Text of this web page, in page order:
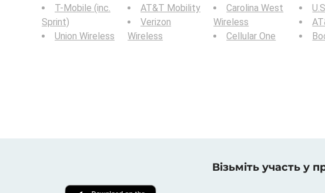
T-Mobile (inc.
Sprint)
Union Wireless
AT&T Mobility
Verizon
Wireless
Carolina West
Wireless
Cellular One
Візьміть участь у